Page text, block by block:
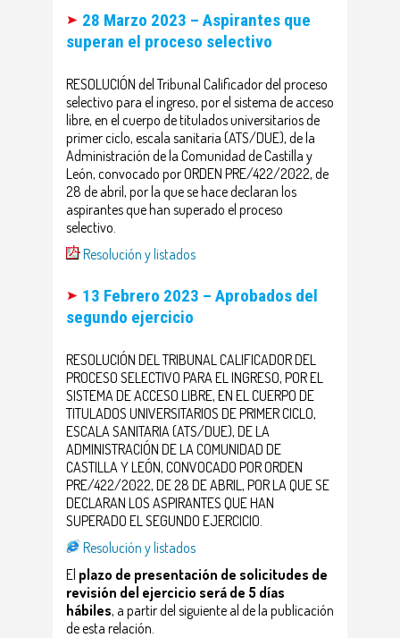
28 Marzo 2023 – Aspirantes que
superan el proceso selectivo
RESOLUCIÓN del Tribunal Calificador del proceso
selectivo para el ingreso, por el sistema de acceso
libre, en el cuerpo de titulados universitarios de
primer ciclo, escala sanitaria (ATS/DUE), de la
Administración de la Comunidad de Castilla y
León, convocado por ORDEN PRE/422/2022, de
28 de abril, por la que se hace declaran los
aspirantes que han superado el proceso
selectivo.
Resolución y listados
13 Febrero 2023 – Aprobados del
segundo ejercicio
RESOLUCIÓN DEL TRIBUNAL CALIFICADOR DEL
PROCESO SELECTIVO PARA EL INGRESO, POR EL
SISTEMA DE ACCESO LIBRE, EN EL CUERPO DE
TITULADOS UNIVERSITARIOS DE PRIMER CICLO,
ESCALA SANITARIA (ATS/DUE), DE LA
ADMINISTRACIÓN DE LA COMUNIDAD DE
CASTILLA Y LEÓN, CONVOCADO POR ORDEN
PRE/422/2022, DE 28 DE ABRIL, POR LA QUE SE
DECLARAN LOS ASPIRANTES QUE HAN
SUPERADO EL SEGUNDO EJERCICIO.
Resolución y listados
El plazo de presentación de solicitudes de
revisión del ejercicio será de 5 días
hábiles, a partir del siguiente al de la publicación
de esta relación.